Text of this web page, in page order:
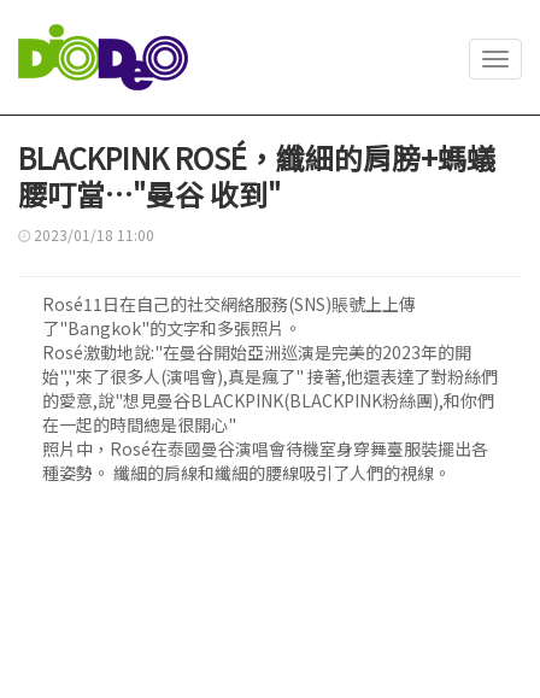
BLACKPINK ROSÉ，纖細的肩膀+螞蟻
腰叮當…"曼谷 收到"
2023/01/18 11:00
Rosé11日在自己的社交網絡服務(SNS)賬號上上傳
了"Bangkok"的文字和多張照片。
Rosé激動地說:"在曼谷開始亞洲巡演是完美的2023年的開
始","來了很多人(演唱會),真是瘋了" 接著,他還表達了對粉絲們
的愛意,說"想見曼谷BLACKPINK(BLACKPINK粉絲團),和你們
在一起的時間總是很開心"
照片中，Rosé在泰國曼谷演唱會待機室身穿舞臺服裝擺出各
種姿勢。 纖細的肩線和纖細的腰線吸引了人們的視線。